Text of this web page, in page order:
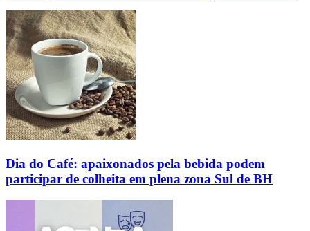
Dia do Café: apaixonados pela bebida podem
participar de colheita em plena zona Sul de BH